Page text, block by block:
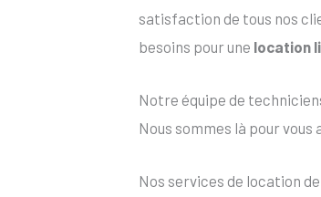
satisfaction de tous nos
besoins pour une location
Notre équipe de
Nous sommes là pour
Nos services de location